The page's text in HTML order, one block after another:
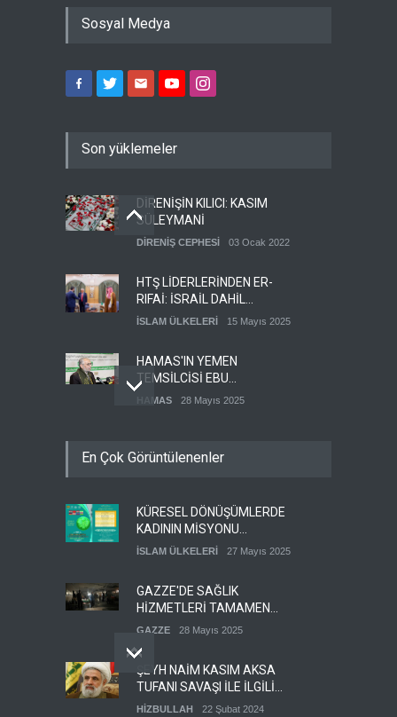
Sosyal Medya
Son yüklemeler
DİRENİŞİN KILICI: KASIM
SÜLEYMANİ
DİRENİŞ CEPHESİ 03 Ocak 2022
HTŞ LİDERLERİNDEN ER-
RIFAİ: İSRAİL DAHİL
HERKESLE BARIŞ
İSLAM ÜLKELERİ 15 Mayıs 2025
HAMAS'IN YEMEN
TEMSİLCİSİ EBU
ŞEMALE'DEN ÖNEMLİ
HAMAS 28 Mayıs 2025
YEDEK ASKERLERİ GÖREVE
GÜMÜŞHANE DÜNYA KUDÜS
GÜNÜ BASIN AÇIKLAMASI
(VİDEO-FOTO)
KUDÜS GÜNÜ 11 Nisan 2024
En Çok Görüntülenenler
KÜRESEL DÖNÜŞÜMLERDE
KADININ MİSYONU
KONFERANSI
İSLAM ÜLKELERİ 27 Mayıs 2025
GAZZE'DE SAĞLIK
HİZMETLERİ TAMAMEN
ÇÖKMEK ÜZERE
GAZZE 28 Mayıs 2025
ŞEYH NAİM KASIM AKSA
TUFANI SAVAŞI İLE İLGİLİ
ÇOK ÖNEMLİ BİR BİLGİ
HİZBULLAH 22 Şubat 2024